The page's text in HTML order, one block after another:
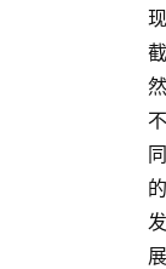
现
截
然
不
同
的
发
展